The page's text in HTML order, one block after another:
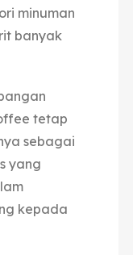
minuman
banyak
tetap
sebagai
yang
kepada